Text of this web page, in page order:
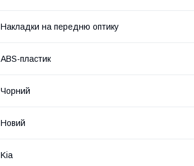
Накладки на передню оптику
ABS-пластик
Чорний
Новий
Kia